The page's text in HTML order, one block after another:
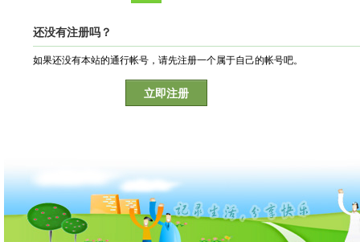
还没有注册吗？
如果还没有本站的通行帐号，请先注册一个属于自己的帐号吧。
立即注册